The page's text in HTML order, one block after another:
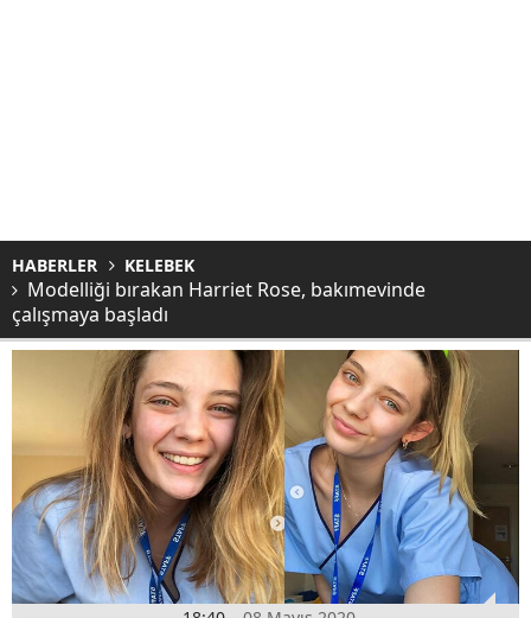
HABERLER KELEBEK
Modelliği bırakan Harriet Rose, bakımevinde
çalışmaya başladı